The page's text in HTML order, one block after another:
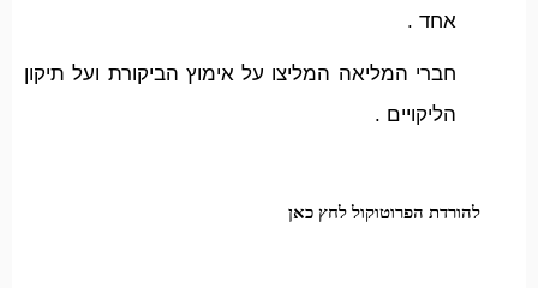
אחד .
חברי המליאה המליצו על אימוץ הביקורת ועל תיקון
הליקויים .
להורדת הפרוטוקול לחץ כאן